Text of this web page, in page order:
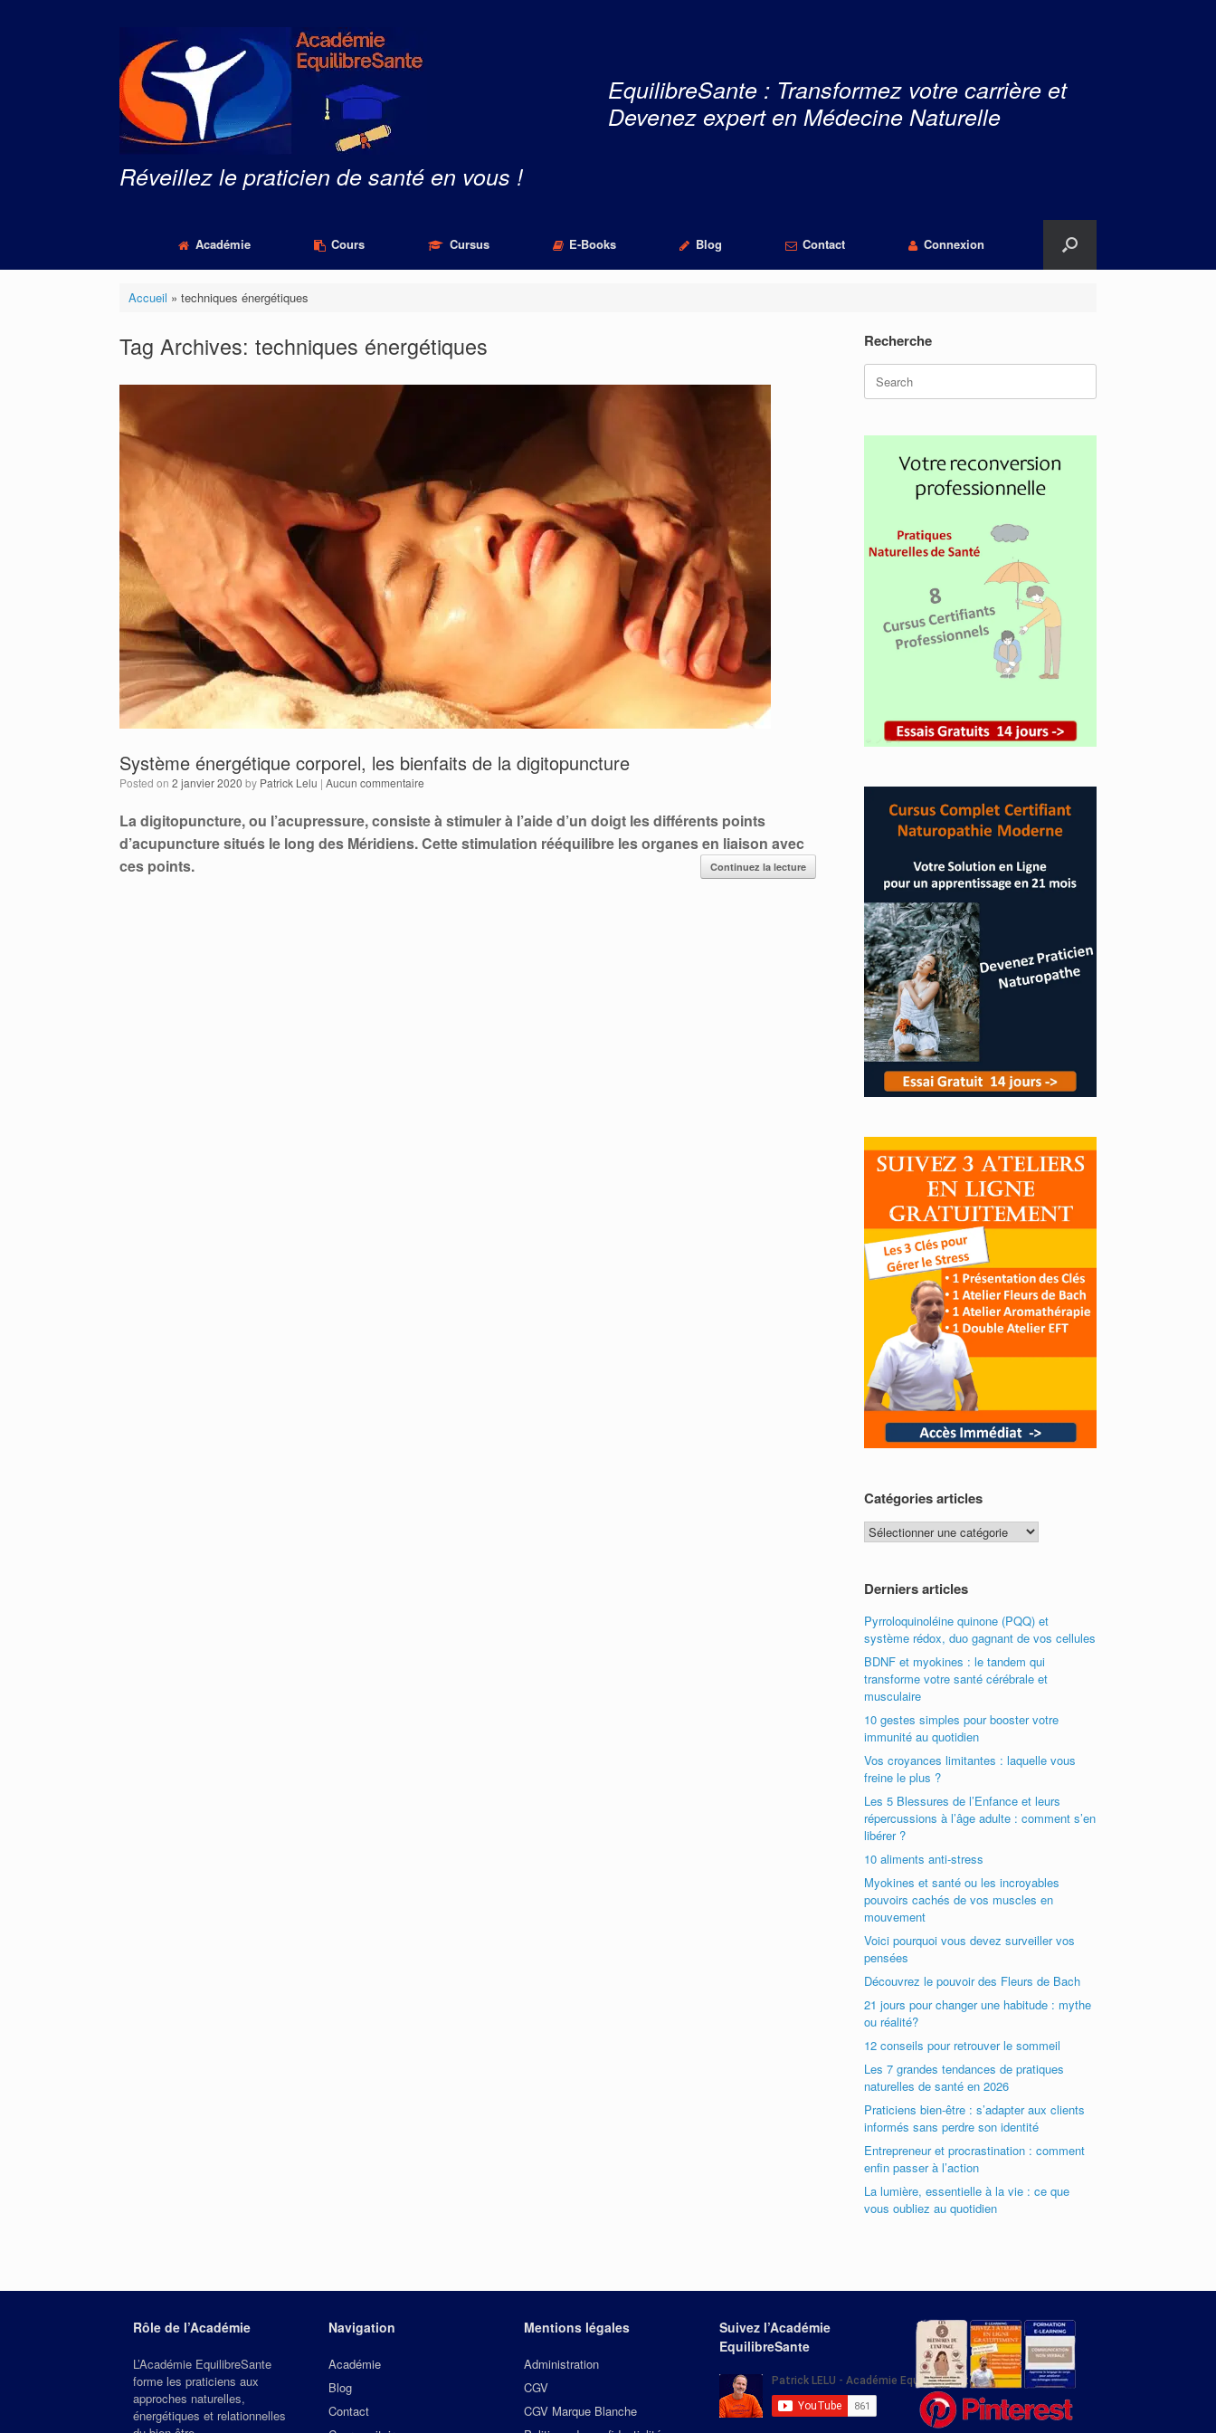
Réveillez le praticien de santé en vous !
EquilibreSante : Transformez votre carrière et
Devenez expert en Médecine Naturelle
Académie Cours Cursus E-Books Blog Contact Connexion
Accueil » techniques énergétiques
Tag Archives: techniques énergétiques
Système énergétique corporel, les bienfaits de la digitopuncture
Posted on 2 janvier 2020 by Patrick Lelu | Aucun commentaire
La digitopuncture, ou l’acupressure, consiste à stimuler à l’aide d’un doigt les différents points
d’acupuncture situés le long des Méridiens.Cette stimulation rééquilibre les organes en liaison avec
ces points.
Continuez la lecture
Recherche
Search
for:
Catégories articles
Catégories
articles
Derniers articles
Pyrroloquinoléine quinone (PQQ) et
système rédox, duo gagnant de vos cellules
BDNF et myokines : le tandem qui
transforme votre santé cérébrale et
musculaire
10 gestes simples pour booster votre
immunité au quotidien
Vos croyances limitantes : laquelle vous
freine le plus ?
Les 5 Blessures de l’Enfance et leurs
répercussions à l’âge adulte : comment s’en
libérer ?
10 aliments anti-stress
Myokines et santé ou les incroyables
pouvoirs cachés de vos muscles en
mouvement
Voici pourquoi vous devez surveiller vos
pensées
Découvrez le pouvoir des Fleurs de Bach
21 jours pour changer une habitude : mythe
ou réalité?
12 conseils pour retrouver le sommeil
Les 7 grandes tendances de pratiques
naturelles de santé en 2026
Praticiens bien-être : s’adapter aux clients
informés sans perdre son identité
Entrepreneur et procrastination : comment
enfin passer à l’action
La lumière, essentielle à la vie : ce que
vous oubliez au quotidien
Rôle de l’Académie
L’Académie EquilibreSante
forme les praticiens aux
approches naturelles,
énergétiques et relationnelles
Navigation
Académie
Blog
Contact
Mentions légales
Administration
CGV
CGV Marque Blanche
Suivez l’Académie
EquilibreSante